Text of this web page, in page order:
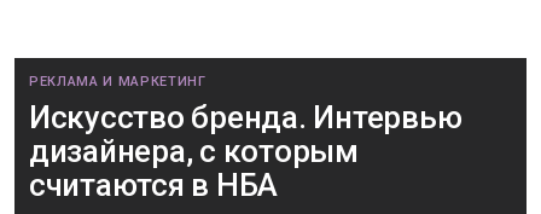
РЕКЛАМА И МАРКЕТИНГ
Искусство бренда. Интервью
дизайнера, с которым
считаются в НБА